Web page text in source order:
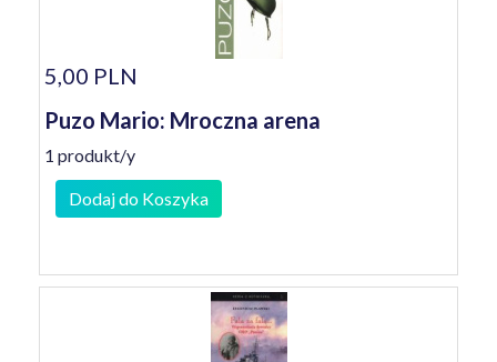
5,00 PLN
Puzo Mario: Mroczna arena
1 produkt/y
Dodaj do Koszyka